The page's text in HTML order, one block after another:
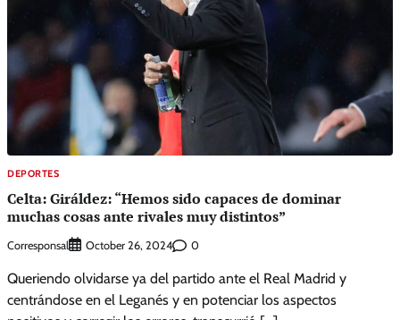
DEPORTES
Celta: Giráldez: “Hemos sido capaces de dominar
muchas cosas ante rivales muy distintos”
Corresponsal October 26, 2024 0
Queriendo olvidarse ya del partido ante el Real Madrid y
centrándose en el Leganés y en potenciar los aspectos